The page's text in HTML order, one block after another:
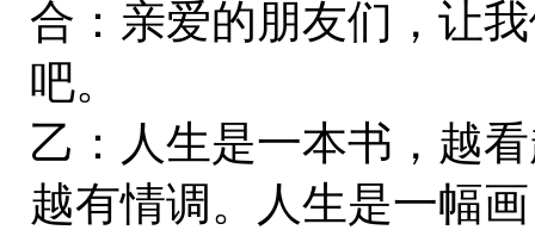
合：亲爱的朋友们，让
吧。
乙：人生是一本书，越
越有情调。人生是一幅